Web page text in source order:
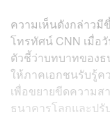
ความเห็นดังกล่าว
โทรทัศน์ CNN เมื่อ
ตัวชี้ว่าบทบาทของ
ให้ภาคเอกชนรับรู้ค
เพื่อขยายขีดความส
ธนาคารโลกและปรั